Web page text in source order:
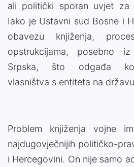
ali politički sporan uvjet za
Iako je Ustavni sud Bosne i
obavezu knjiženja,
opstrukcijama, posebno
Srpska, što odgađa
vlasništva s entiteta na
Problem knjiženja vojne
najdugovječnijih političko-
i Hercegovini. On nije samo